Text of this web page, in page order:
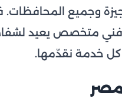
وجميع المحافظات.
خلال 24 ساعة، ليصلك فني
كل خدمة نقدّمها.